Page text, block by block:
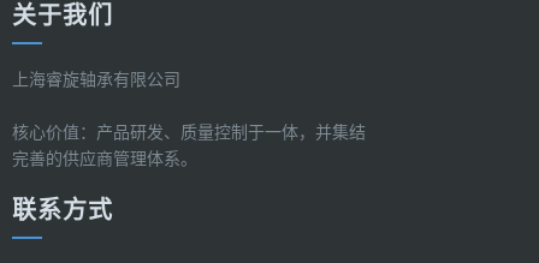
关于我们
上海睿旋轴承有限公司
核心价值：产品研发、质量控制于一体，并集结
完善的供应商管理体系。
联系方式